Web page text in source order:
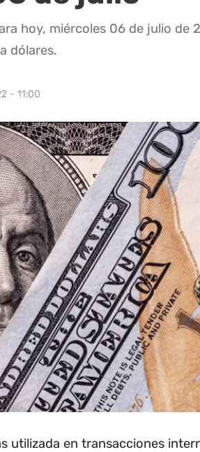
hoy, miércoles 06 de julio de
dólares.
- 11:00
utilizada en transacciones